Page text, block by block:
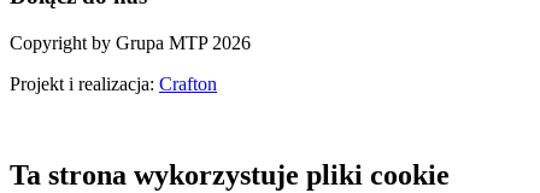
Copyright by Grupa MTP 2026
Projekt i realizacja: Crafton
Ta strona wykorzystuje pliki cookie